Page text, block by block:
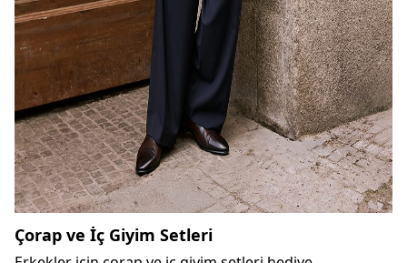
Çorap ve İç Giyim Setleri